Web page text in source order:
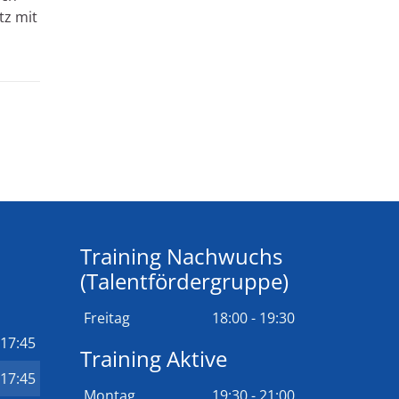
mit
Training Nachwuchs
(Talentfördergruppe)
Freitag 18:00 - 19:30
Training Aktive
Montag 19:30 - 21:00